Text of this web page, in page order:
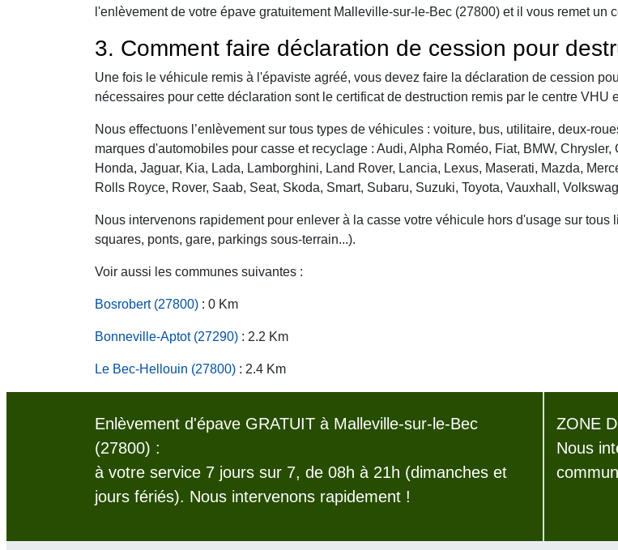
l'enlèvement de votre épave gratuitement Malleville-sur-le-Bec (27800) et il vous remet un
3. Comment faire déclaration de cession pour
Une fois le véhicule remis à l'épaviste agréé, vous devez faire la déclaration de cession
nécessaires pour cette déclaration sont le certificat de destruction remis par le centre VHU
Nous effectuons l’enlèvement sur tous types de véhicules : voiture, bus, utilitaire, deux-
marques d'automobiles pour casse et recyclage : Audi, Alpha Roméo, Fiat, BMW,
Honda, Jaguar, Kia, Lada, Lamborghini, Land Rover, Lancia, Lexus, Maserati, Mazda,
Rolls Royce, Rover, Saab, Seat, Skoda, Smart, Subaru, Suzuki, Toyota, Vauxhall,
Nous intervenons rapidement pour enlever à la casse votre véhicule hors d'usage sur
squares, ponts, gare, parkings sous-terrain...).
Voir aussi les communes suivantes :
Bosrobert (27800) : 0 Km
Bonneville-Aptot (27290) : 2.2 Km
Le Bec-Hellouin (27800) : 2.4 Km
Enlèvement d'épave GRATUIT à Malleville-sur-le-Bec
(27800) :
à votre service 7 jours sur 7, de 08h à 21h (dimanches et
jours fériés). Nous intervenons rapidement !
ZONE
Nous